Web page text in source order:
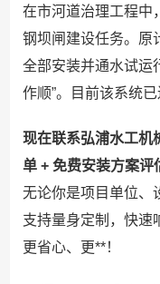
在市河道治理工程中
钢坝闸建设任务。原
全部安装并通水试运
作顺”。目前该系统
现在联系弘浦水工机
单 + 免费安装方案评
无论你是项目单位、
支持量身定制，快速
更省心、更**！